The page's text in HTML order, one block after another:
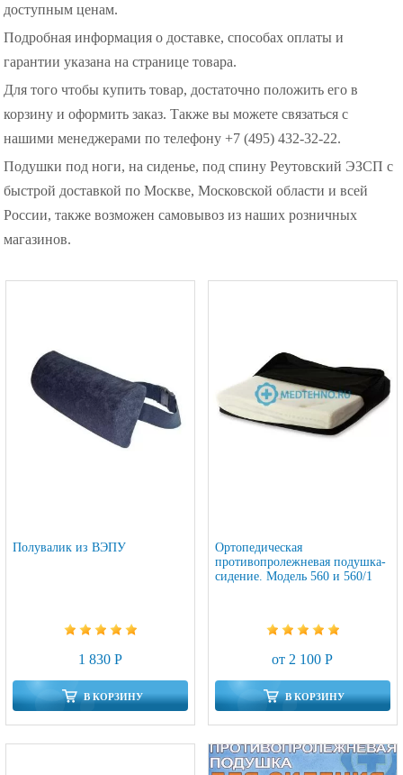
доступным ценам.
Подробная информация о доставке, способах оплаты и
гарантии указана на странице товара.
Для того чтобы купить товар, достаточно положить его в
корзину и оформить заказ. Также вы можете связаться с
нашими менеджерами по телефону +7 (495) 432-32-22.
Подушки под ноги, на сиденье, под спину Реутовский ЭЗСП с
быстрой доставкой по Москве, Московской области и всей
России, также возможен самовывоз из наших розничных
магазинов.
Полувалик из ВЭПУ
1 830 Р
В КОРЗИНУ
Ортопедическая
противопролежневая подушка-
сидение. Модель 560 и 560/1
от 2 100 Р
В КОРЗИНУ